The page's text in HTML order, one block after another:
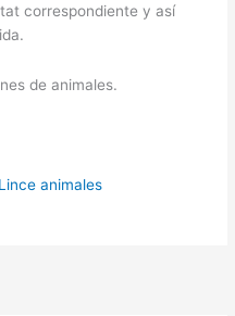
correspondiente y así
de animales.
Lince animales